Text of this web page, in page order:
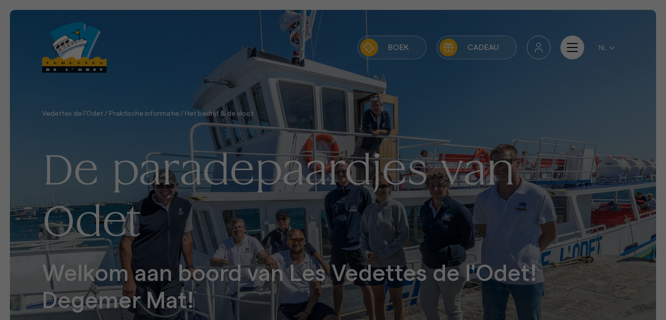
BOEK CADEAU
Vedettes de l'Odet / Praktische informatie / Het bedrijf & de vloot
De paradepaardjes van
Odet
Welkom aan boord van Les Vedettes de l'Odet!
Degemer Mat!